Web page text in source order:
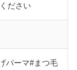
ださい
パーマ#まつ毛